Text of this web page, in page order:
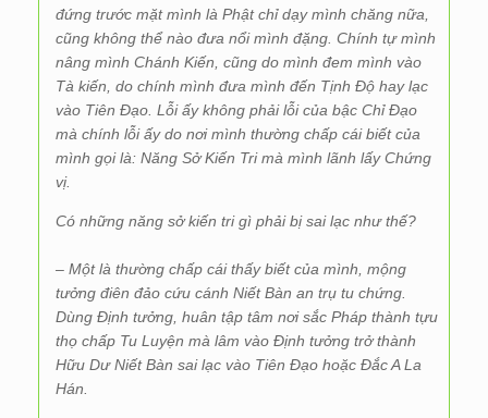
đứng trước mặt mình là Phật chỉ dạy mình chăng nữa,
cũng không thể nào đưa nổi mình đặng. Chính tự mình
nâng mình Chánh Kiến, cũng do mình đem mình vào
Tà kiến, do chính mình đưa mình đến Tịnh Độ hay lạc
vào Tiên Đạo. Lỗi ấy không phải lỗi của bậc Chỉ Đạo
mà chính lỗi ấy do nơi mình thường chấp cái biết của
mình gọi là: Năng Sở Kiến Tri mà mình lãnh lấy Chứng
vị.
Có những năng sở kiến tri gì phải bị sai lạc như thế?
– Một là thường chấp cái thấy biết của mình, mộng
tưởng điên đảo cứu cánh Niết Bàn an trụ tu chứng.
Dùng Định tưởng, huân tập tâm nơi sắc Pháp thành tựu
thọ chấp Tu Luyện mà lâm vào Định tưởng trở thành
Hữu Dư Niết Bàn sai lạc vào Tiên Đạo hoặc Đắc A La
Hán.